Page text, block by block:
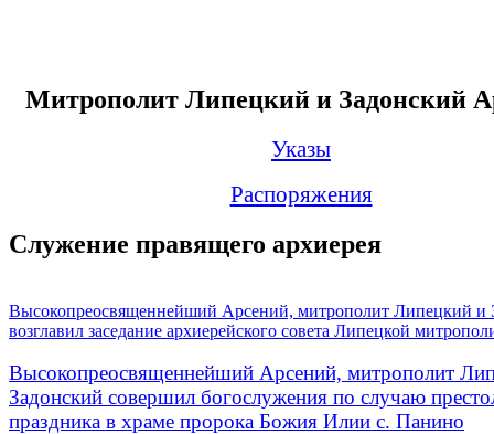
Митрополит Липецкий и Задонский
Указы
Распоряжения
Служение правящего архиерея
Высокопреосвященнейший Арсений, митрополит Липецкий и
возглавил заседание архиерейского совета Липецкой
Высокопреосвященнейший Арсений, митрополит
Задонский совершил богослужения по случаю
праздника в храме пророка Божия Илии с. Панино